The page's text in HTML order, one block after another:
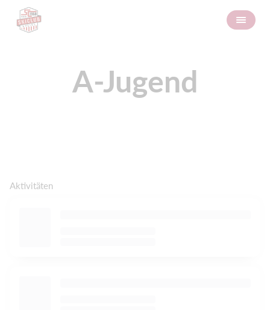
A-Jugend
Aktivitäten